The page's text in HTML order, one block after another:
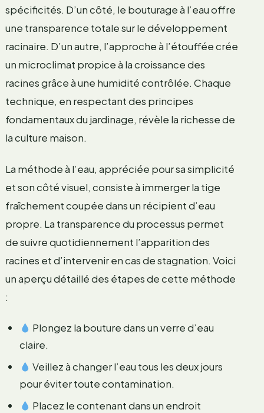
spécificités. D’un côté, le bouturage à l’eau offre
une transparence totale sur le développement
racinaire. D’un autre, l’approche à l’étouffée crée
un microclimat propice à la croissance des
racines grâce à une humidité contrôlée. Chaque
technique, en respectant des principes
fondamentaux du jardinage, révèle la richesse de
la culture maison.
La méthode à l’eau, appréciée pour sa simplicité
et son côté visuel, consiste à immerger la tige
fraîchement coupée dans un récipient d’eau
propre. La transparence du processus permet
de suivre quotidiennement l’apparition des
racines et d’intervenir en cas de stagnation. Voici
un aperçu détaillé des étapes de cette méthode
:
Plongez la bouture dans un verre d’eau
claire.
Veillez à changer l’eau tous les deux jours
pour éviter toute contamination.
Placez le contenant dans un endroit